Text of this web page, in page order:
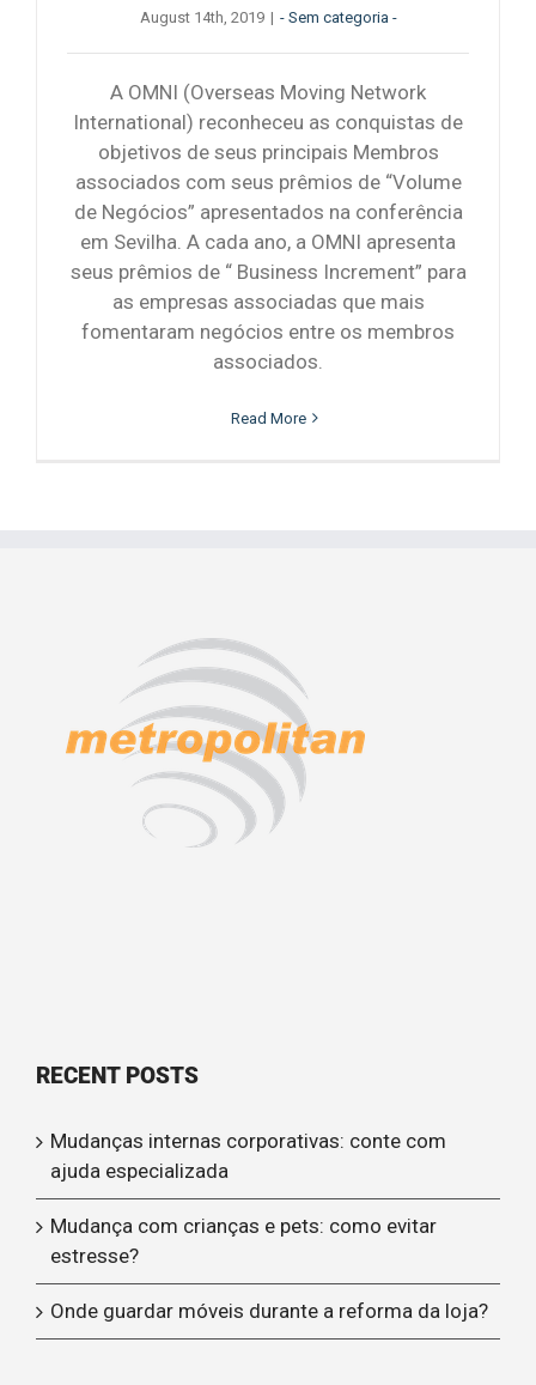
August 14th, 2019 | - Sem categoria -
A OMNI (Overseas Moving Network
International) reconheceu as conquistas de
objetivos de seus principais Membros
associados com seus prêmios de “Volume
de Negócios” apresentados na conferência
em Sevilha. A cada ano, a OMNI apresenta
seus prêmios de “ Business Increment” para
as empresas associadas que mais
fomentaram negócios entre os membros
associados.
Read More
RECENT POSTS
Mudanças internas corporativas: conte com
ajuda especializada
Mudança com crianças e pets: como evitar
estresse?
Onde guardar móveis durante a reforma da loja?